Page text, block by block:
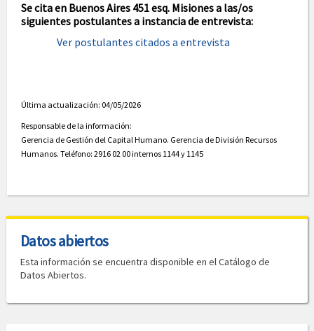
Se cita en Buenos Aires 451 esq. Misiones a las/os
siguientes postulantes a instancia de entrevista:
Ver postulantes citados a entrevista
Última actualización: 04/05/2026
Responsable de la información:
Gerencia de Gestión del Capital Humano. Gerencia de División Recursos
Humanos. Teléfono: 2916 02 00 internos 1144 y 1145
Datos abiertos
Esta información se encuentra disponible en el Catálogo de
Datos Abiertos.